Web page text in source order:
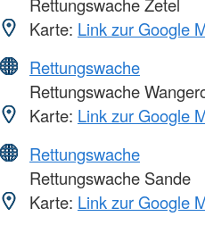
Karte: Link zur Google
Rettungswache
Rettungswache
Karte: Link zur Google
Rettungswache
Rettungswache Sande
Karte: Link zur Google